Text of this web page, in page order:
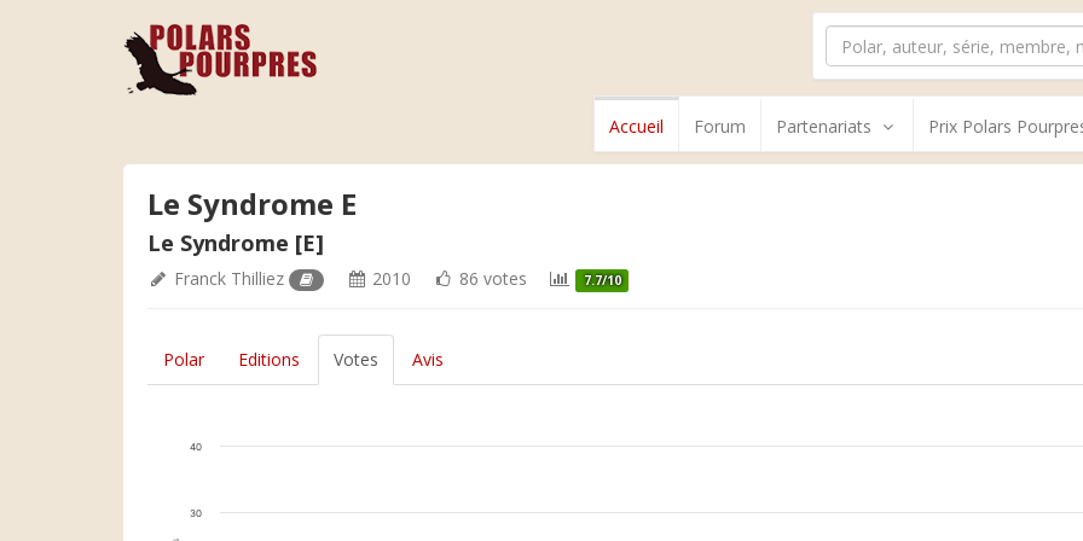
Accueil Forum Partenariats Prix Polars
Le Syndrome E
Le Syndrome [E]
Franck Thilliez 2010 86 votes 7.7/10
Polar Editions Votes Avis
30
40